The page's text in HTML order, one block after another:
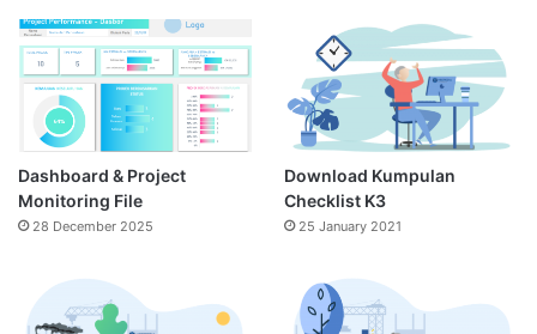
Dashboard & Project
Monitoring File
28 December 2025
Download Kumpulan
Checklist K3
25 January 2021